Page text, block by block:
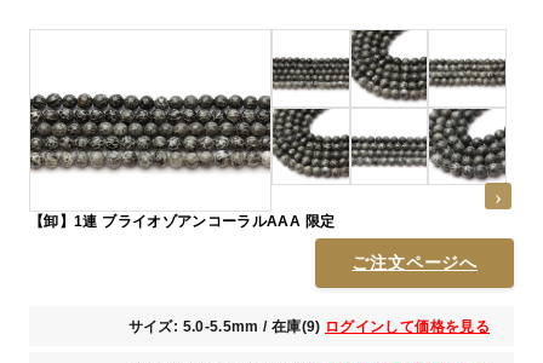
【卸】1連 ブライオゾアンコーラルAAA 限定
ご注文ページへ
サイズ: 5.0-5.5mm / 在庫(9) ログインして価格を見る